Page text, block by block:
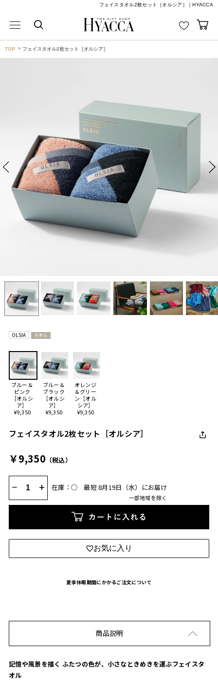
フェイスタオル2枚セット［オルシア］｜HYACCA
TOP フェイスタオル2枚セット［オルシア］
OLSIA タオル
ブルー＆
ピンク
［オルシ
ア］
¥9,350
ブルー＆
ブラック
［オルシ
ア］
¥9,350
オレンジ
＆グリー
ン［オル
シア］
¥9,350
フェイスタオル2枚セット［オルシア］
￥9,350 （税込）
− + 在庫：◯ 最短 8月19日（水）にお届け
一部地域を除く
カートに入れる
お気に入り
夏季休暇期間にかかるご注文について
商品説明
記憶や風景を描く ふたつの色が、小さなときめきを運ぶフェイスタ
オル